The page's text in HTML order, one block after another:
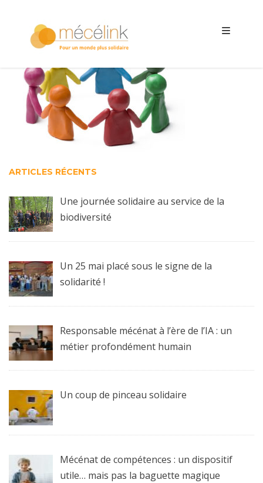
ARTICLES RÉCENTS
Une journée solidaire au service de la
biodiversité
Un 25 mai placé sous le signe de la
solidarité !
Responsable mécénat à l’ère de l’IA : un
métier profondément humain
Un coup de pinceau solidaire
Mécénat de compétences : un dispositif
utile… mais pas la baguette magique